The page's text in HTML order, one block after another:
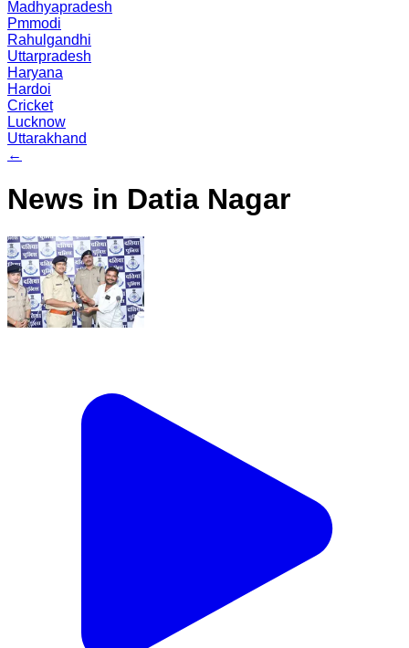
Madhyapradesh
Pmmodi
Rahulgandhi
Uttarpradesh
Haryana
Hardoi
Cricket
Lucknow
Uttarakhand
←
News in Datia Nagar